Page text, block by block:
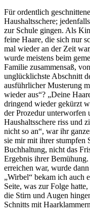
Für ordentlich
Haushaltsschere;
zur Schule gingen. Als
feine Haare, die sich nur
mal wieder an der Zeit
wurde meistens beim
Familie zusammensaß,
unglücklichste Abschnitt
ausführlicher Musterung
wieder aus ?
Deine
dringend wieder gekürzt
der Prozedur unterworfen
Haushaltsschere riss und
nicht so an , war ihr
sie mir mit ihrer stumpfen
Buchhaltung, nicht das
Ergebnis ihrer
erreichen war, wurde
Wirbel
bekam ich auch
Seite, was zur Folge
die Stirn und Augen
Schnitts mit